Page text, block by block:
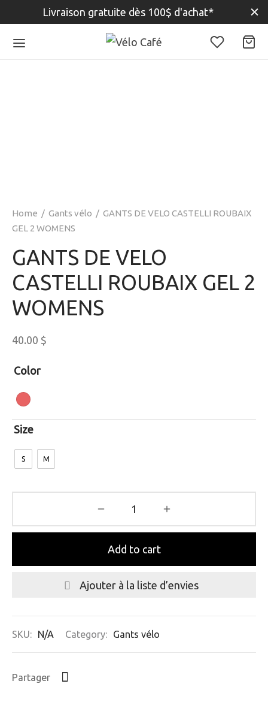
Livraison gratuite dès 100$ d'achat*
Home / Gants vélo / GANTS DE VELO CASTELLI ROUBAIX
GEL 2 WOMENS
GANTS DE VELO
CASTELLI ROUBAIX GEL 2
WOMENS
40.00 $
Color
Size
S M
Add to cart
Ajouter à la liste d’envies
SKU: N/A Category: Gants vélo
Partager